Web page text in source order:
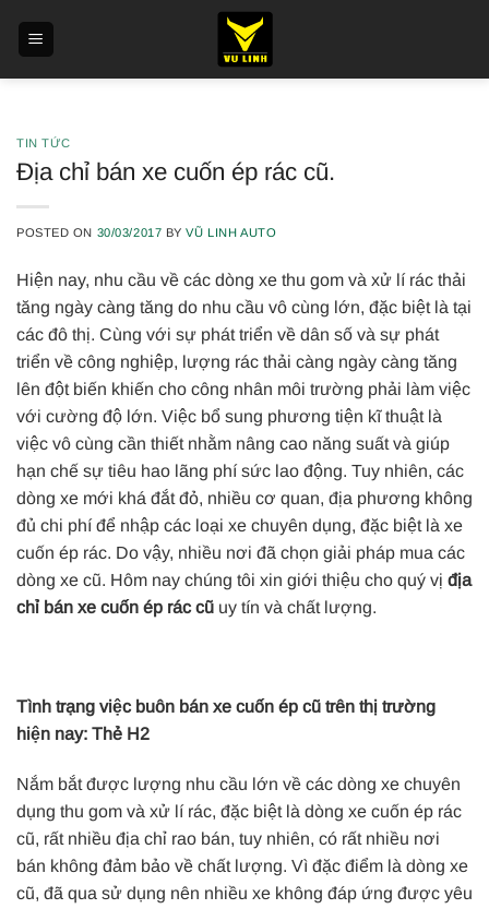
TIN TỨC
Địa chỉ bán xe cuốn ép rác cũ.
POSTED ON 30/03/2017 BYVŨ LINH AUTO
Hiện nay, nhu cầu về các dòng xe thu gom và xử lí rác thải
tăng ngày càng tăng do nhu cầu vô cùng lớn, đặc biệt là tại
các đô thị. Cùng với sự phát triển về dân số và sự phát
triển về công nghiệp, lượng rác thải càng ngày càng tăng
lên đột biến khiến cho công nhân môi trường phải làm việc
với cường độ lớn. Việc bổ sung phương tiện kĩ thuật là
việc vô cùng cần thiết nhằm nâng cao năng suất và giúp
hạn chế sự tiêu hao lãng phí sức lao động. Tuy nhiên, các
dòng xe mới khá đắt đỏ, nhiều cơ quan, địa phương không
đủ chi phí để nhập các loại xe chuyên dụng, đặc biệt là xe
cuốn ép rác. Do vậy, nhiều nơi đã chọn giải pháp mua các
dòng xe cũ. Hôm nay chúng tôi xin giới thiệu cho quý vị địa
chỉ bán xe cuốn ép rác cũ uy tín và chất lượng.
Tình trạng việc buôn bán xe cuốn ép cũ trên thị trường
hiện nay: Thẻ H2
Nắm bắt được lượng nhu cầu lớn về các dòng xe chuyên
dụng thu gom và xử lí rác, đặc biệt là dòng xe cuốn ép rác
cũ, rất nhiều địa chỉ rao bán, tuy nhiên, có rất nhiều nơi
bán không đảm bảo về chất lượng. Vì đặc điểm là dòng xe
cũ, đã qua sử dụng nên nhiều xe không đáp ứng được yêu